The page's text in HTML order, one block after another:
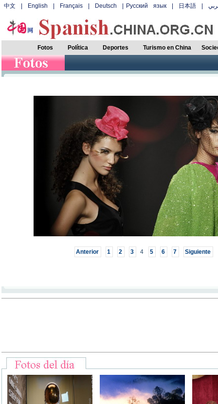
中文 English Français Deutsch Русский язык 日本語
Fotos Política Deportes Turismo en China
Anterior 1 2 3 4 5 6 7 Siguiente